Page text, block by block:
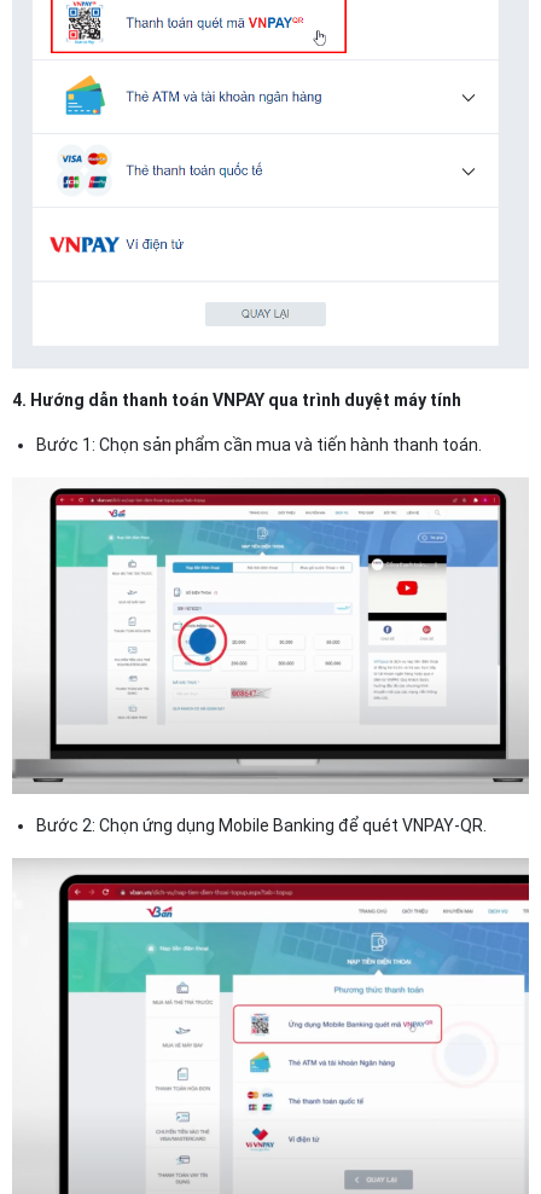
4. Hướng dẫn thanh toán VNPAY qua trình duyệt máy tính
Bước 1: Chọn sản phẩm cần mua và tiến hành thanh toán.
Bước 2: Chọn ứng dụng Mobile Banking để quét VNPAY-QR.